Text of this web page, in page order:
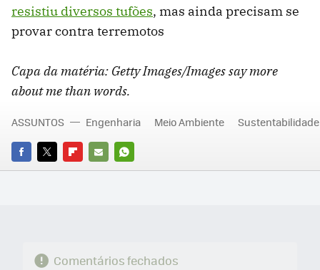
resistiu diversos tufões, mas ainda precisam se
provar contra terremotos
Capa da matéria: Getty Images/Images say more
about me than words.
FACEBOOK
TWITTERFLIPBOARD
E-
WHATSAPP
ASSUNTOS Engenharia Meio Ambiente Sustentabilidade
Comentários fechados